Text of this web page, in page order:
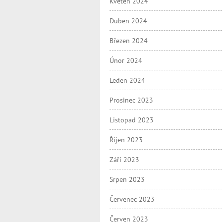
Duben 2024
Březen 2024
Únor 2024
Leden 2024
Prosinec 2023
Listopad 2023
Říjen 2023
Září 2023
Srpen 2023
Červenec 2023
Červen 2023